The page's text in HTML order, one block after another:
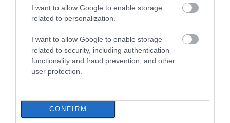
I want to allow Google to enable storage
related to personalization.
I want to allow Google to enable storage
related to security, including authentication
functionality and fraud prevention, and other
user protection.
CONFIRM
γνωρίζουν και είναι πολύ χρήσιμη
το καλοκαίρι